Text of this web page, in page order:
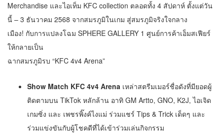
Merchandise และไอเท็ม KFC collection ตลอดทั้ง 4 สัปดาห์ ตั้งแต่วัน
นี้ – 3 ธันวาคม 2568 จากสมรภูมิในเกม สู่สมรภูมิจริงใจกลาง
เมือง! กับการแปลงโฉม SPHERE GALLERY 1 ศูนย์การค้าเอ็มสเฟียร์
ให้กลายเป็น
ฉากสมรภูมิรบ “KFC 4v4 Arena”
Show Match KFC 4v4 Arena เหล่าสตรีมเมอร์ชื่อดังที่มียอดผู้
ติดตามบน TikTok หลักล้าน อาทิ GM Artto, GNO, K2J, ไอเจิด
เกมซิ่ง และ เพชรพิ๊งค์ไงแม่ ร่วมแชร์ Tips & Trick เด็ดๆ และ
ร่วมแข่งขันกับผู้โชคดีที่ได้เข้าร่วมเล่นกิจกรรม